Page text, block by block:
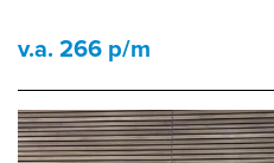
v.a. 266 p/m